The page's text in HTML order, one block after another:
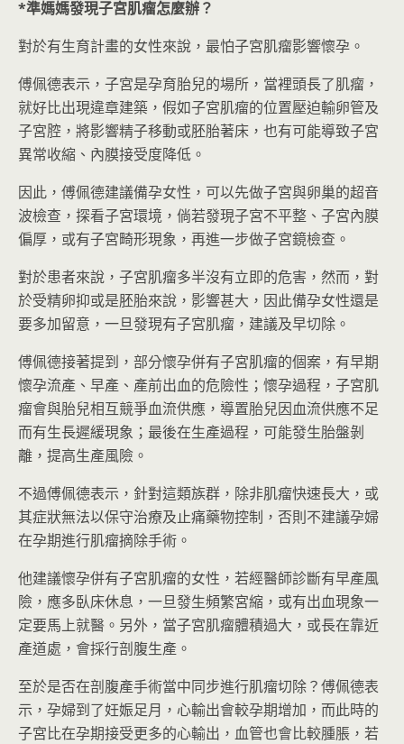
*準媽媽發現子宮肌瘤怎麼辦？
對於有生育計畫的女性來說，最怕子宮肌瘤影響懷孕。
傅佩德表示，子宮是孕育胎兒的場所，當裡頭長了肌瘤，
就好比出現違章建築，假如子宮肌瘤的位置壓迫輸卵管及
子宮腔，將影響精子移動或胚胎著床，也有可能導致子宮
異常收縮、內膜接受度降低。
因此，傅佩德建議備孕女性，可以先做子宮與卵巢的超音
波檢查，探看子宮環境，倘若發現子宮不平整、子宮內膜
偏厚，或有子宮畸形現象，再進一步做子宮鏡檢查。
對於患者來說，子宮肌瘤多半沒有立即的危害，然而，對
於受精卵抑或是胚胎來說，影響甚大，因此備孕女性還是
要多加留意，一旦發現有子宮肌瘤，建議及早切除。
傅佩德接著提到，部分懷孕併有子宮肌瘤的個案，有早期
懷孕流產、早產、產前出血的危險性；懷孕過程，子宮肌
瘤會與胎兒相互競爭血流供應，導置胎兒因血流供應不足
而有生長遲緩現象；最後在生產過程，可能發生胎盤剝
離，提高生產風險。
不過傅佩德表示，針對這類族群，除非肌瘤快速長大，或
其症狀無法以保守治療及止痛藥物控制，否則不建議孕婦
在孕期進行肌瘤摘除手術。
他建議懷孕併有子宮肌瘤的女性，若經醫師診斷有早產風
險，應多臥床休息，一旦發生頻繁宮縮，或有出血現象一
定要馬上就醫。另外，當子宮肌瘤體積過大，或長在靠近
產道處，會採行剖腹生產。
至於是否在剖腹產手術當中同步進行肌瘤切除？傅佩德表
示，孕婦到了妊娠足月，心輸出會較孕期增加，而此時的
子宮比在孕期接受更多的心輸出，血管也會比較腫脹，若